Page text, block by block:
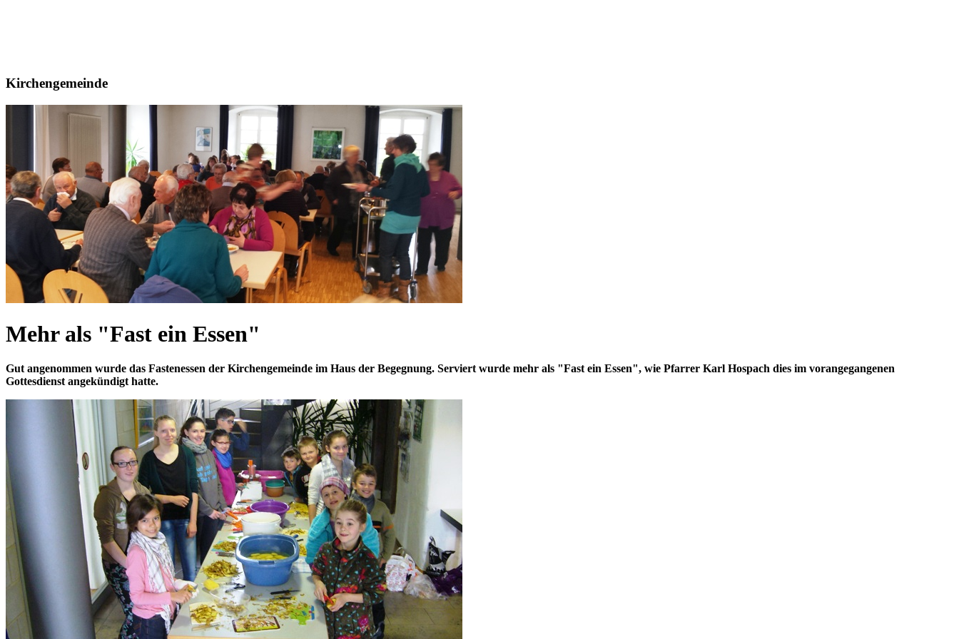
Kirchengemeinde
Mehr als "Fast ein Essen"
Gut angenommen wurde das Fastenessen der Kirchengemeinde im Haus der Begegnung. Serviert wurde mehr als "Fast ein Essen", wie Pfarrer Karl Hospach dies im vorangegangenen
Gottesdienst angekündigt hatte.